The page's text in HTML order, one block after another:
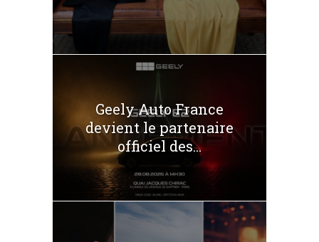
Geely Auto France
devient le partenaire
officiel des...